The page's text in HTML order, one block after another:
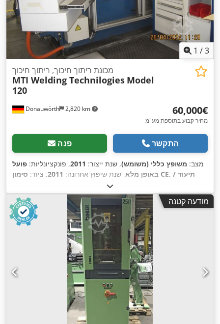
1 /3
Donauwörth 2,820 km
מכונת ריתוך חיכוך, ריתוך חיכוך
MTI Welding Technilogies Model
120
‏60,000 ‏€
מחיר קבוע בתוספת מע"מ
פנה התקשר
מצב: משופץ כללי (משומש), שנת ייצור: 2011, פונקציונליות: פועל
באופן מלא, שנת שיפוץ אחרונה: 2011, ציוד: סימון CE, תיעוד /
מודעה קטנה